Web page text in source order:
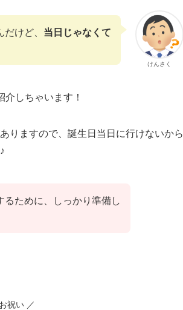
けんさく
けど、 当日じゃなくて
しちゃいます！
りますので、誕生日当日に行けないから
ために、しっかり準備し
祝い ／